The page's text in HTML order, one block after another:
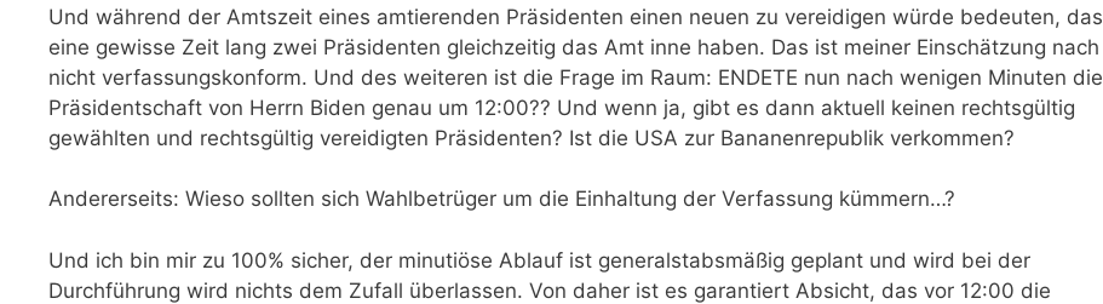
Und während der Amtszeit eines amtierenden Präsidenten einen neuen zu vereidigen würde bedeuten, das
eine gewisse Zeit lang zwei Präsidenten gleichzeitig das Amt inne haben. Das ist meiner Einschätzung nach
nicht verfassungskonform. Und des weiteren ist die Frage im Raum: ENDETE nun nach wenigen Minuten die
Präsidentschaft von Herrn Biden genau um 12:00?? Und wenn ja, gibt es dann aktuell keinen rechtsgültig
gewählten und rechtsgültig vereidigten Präsidenten? Ist die USA zur Bananenrepublik verkommen?
Andererseits: Wieso sollten sich Wahlbetrüger um die Einhaltung der Verfassung kümmern…?
Und ich bin mir zu 100% sicher, der minutiöse Ablauf ist generalstabsmäßig geplant und wird bei der
Durchführung wird nichts dem Zufall überlassen. Von daher ist es garantiert Absicht, das vor 12:00 die